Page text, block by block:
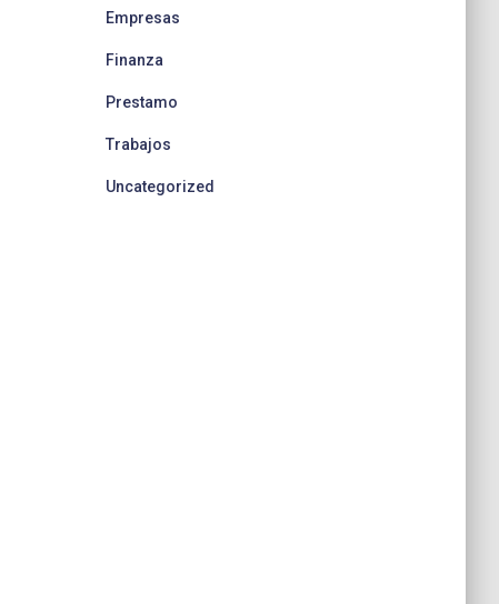
Empresas
Finanza
Prestamo
Trabajos
Uncategorized